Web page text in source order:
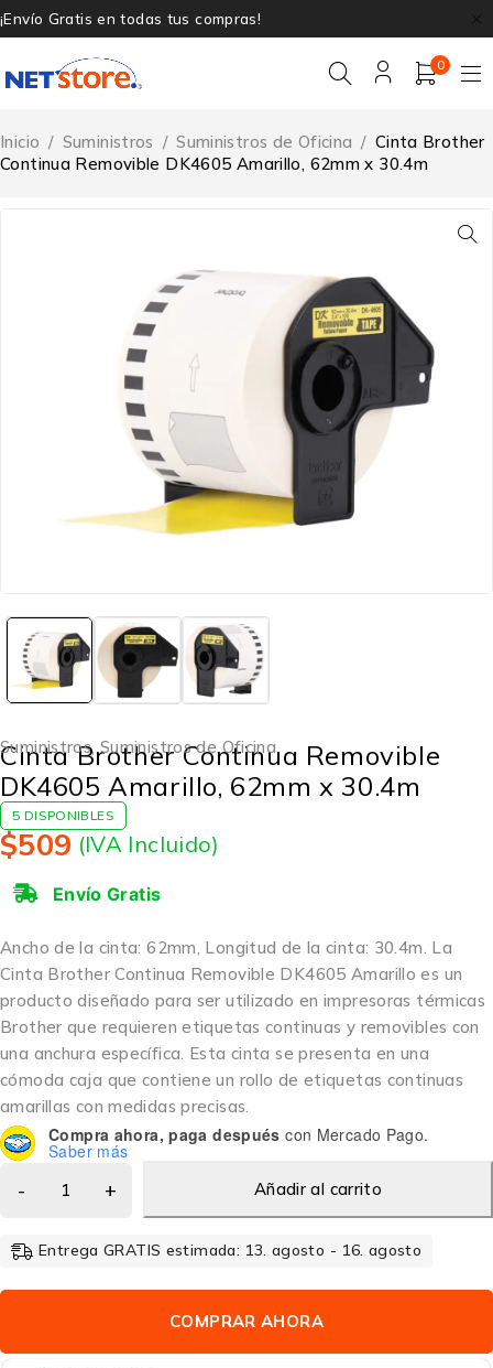
¡Envío Gratis en todas tus compras!
0
Inicio / Suministros / Suministros de Oficina / Cinta Brother
Continua Removible DK4605 Amarillo, 62mm x 30.4m
Suministros,Suministros de Oficina
Cinta Brother Continua Removible
DK4605 Amarillo, 62mm x 30.4m
5 DISPONIBLES
$509 (IVA Incluido)
Envío Gratis
Ancho de la cinta: 62mm, Longitud de la cinta: 30.4m. La
Cinta Brother Continua Removible DK4605 Amarillo es un
producto diseñado para ser utilizado en impresoras térmicas
Brother que requieren etiquetas continuas y removibles con
una anchura específica. Esta cinta se presenta en una
cómoda caja que contiene un rollo de etiquetas continuas
amarillas con medidas precisas.
Compra ahora, paga después con Mercado Pago.
Saber más
Añadir al carrito
Entrega GRATIS estimada: 13. agosto - 16. agosto
COMPRAR AHORA